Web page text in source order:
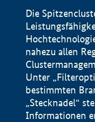
Die
nahezu allen
Unter
bestimmten
„Stecknadel“
Informationen